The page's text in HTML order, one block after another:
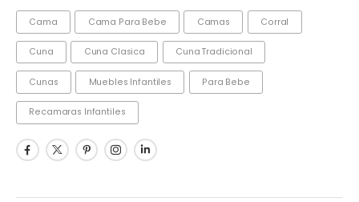
Cama Cama Para Bebe Camas Corral
Cuna Cuna Clasica Cuna Tradicional
Cunas Muebles Infantiles Para Bebe
Recamaras Infantiles